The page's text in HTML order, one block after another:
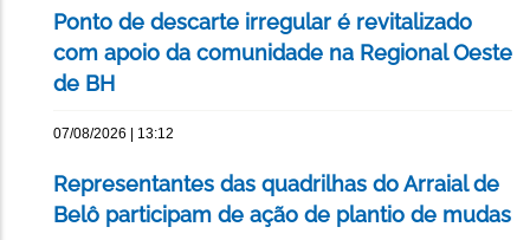
Ponto de descarte irregular é revitalizado
com apoio da comunidade na Regional Oeste
de BH
07/08/2026 | 13:12
Representantes das quadrilhas do Arraial de
Belô participam de ação de plantio de mudas